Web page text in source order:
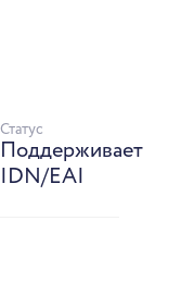
Статус
Поддерживает
IDN/EAI